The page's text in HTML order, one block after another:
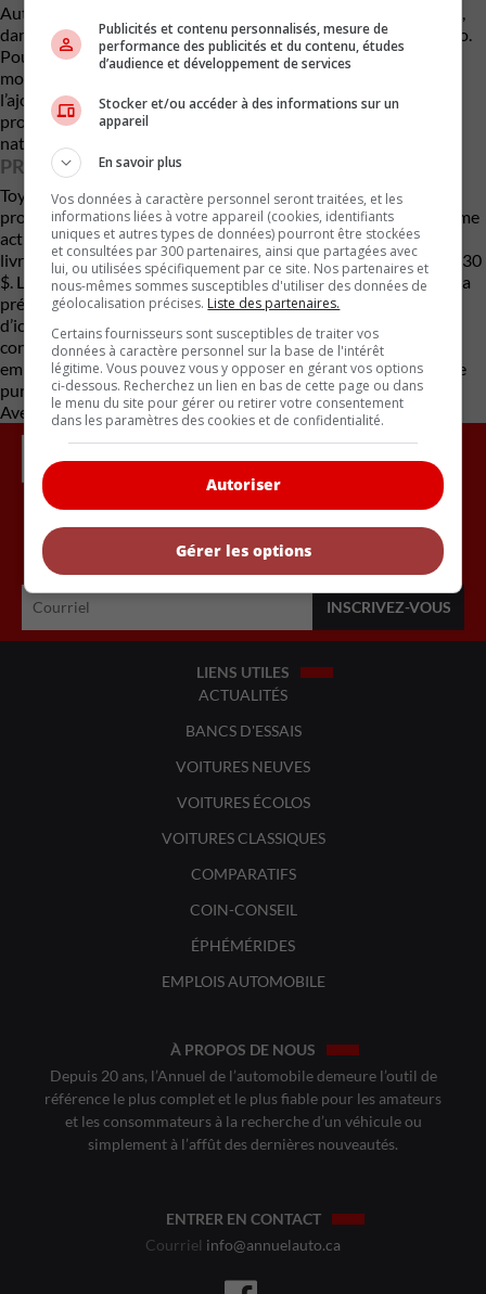
Autre atout majeur : le RAV4 est construit ici même au Canada,
dans les usines Toyota de Cambridge et Woodstock, en Ontario.
Pour accueillir le modèle 2026, ces installations seront
modernisées dès la seconde moitié de 2025, notamment par
l’ajout de chaînes d’assemblage pour les blocs-batteries. Une
production locale qui rassure et qui nourrit une certaine fierté
nationale auprès des acheteurs.
PRIX ET AVENIR DE LA GAMME ÉLECTRIFIÉE
Toyota reste discret sur la tarification du modèle 2026, mais
promet de maintenir un prix de base similaire à celui de la gamme
actuelle. En 2025, un RAV4 essence débute à 38 680 $, frais de
livraison inclus, tandis que le modèle hybride commence à 41 630
$. Le RAV4 ne sera pas le seul à suivre cette voie. Toyota Canada
prévoit que la grande majorité de ses modèles seront hybrides
d’ici la fin de la décennie, au minimum. Le constructeur entend
continuer de répondre à la demande tout en réduisant son
empreinte carbone, sans passer nécessairement par l’électrique
pur à court terme.
Avec des renseignements d’Automotive News Canada
Inscrivez vous à l'infolettre.
LIENS UTILES
ACTUALITÉS
BANCS D'ESSAIS
VOITURES NEUVES
VOITURES ÉCOLOS
VOITURES CLASSIQUES
COMPARATIFS
COIN-CONSEIL
ÉPHÉMÉRIDES
EMPLOIS AUTOMOBILE
À PROPOS DE NOUS
Depuis 20 ans, l’Annuel de l’automobile demeure l’outil de
référence le plus complet et le plus fiable pour les amateurs
et les consommateurs à la recherche d’un véhicule ou
simplement à l’affût des dernières nouveautés.
ENTRER EN CONTACT
Courriel info@annuelauto.ca
Publicités et contenu personnalisés, mesure de
performance des publicités et du contenu, études
d’audience et développement de services
Stocker et/ou accéder à des informations sur un
appareil
En savoir plus
Vos données à caractère personnel seront traitées, et les
informations liées à votre appareil (cookies, identifiants
uniques et autres types de données) pourront être stockées
et consultées par 300 partenaires, ainsi que partagées avec
lui, ou utilisées spécifiquement par ce site. Nos partenaires et
nous-mêmes sommes susceptibles d'utiliser des données de
géolocalisation précises. Liste des partenaires.
Certains fournisseurs sont susceptibles de traiter vos
données à caractère personnel sur la base de l'intérêt
légitime. Vous pouvez vous y opposer en gérant vos options
ci-dessous. Recherchez un lien en bas de cette page ou dans
le menu du site pour gérer ou retirer votre consentement
dans les paramètres des cookies et de confidentialité.
Autoriser
Gérer les options